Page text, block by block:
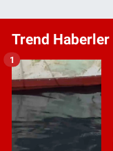
Trend Haberler
1